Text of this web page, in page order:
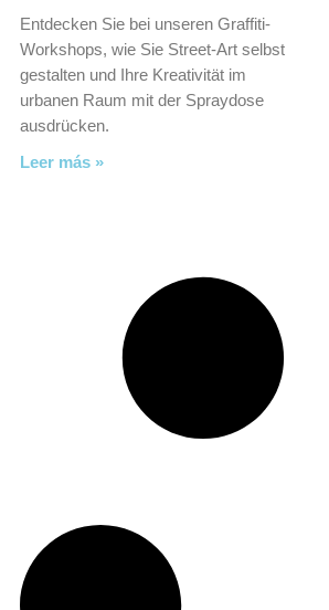
Entdecken Sie bei unseren Graffiti-
Workshops, wie Sie Street-Art selbst
gestalten und Ihre Kreativität im
urbanen Raum mit der Spraydose
ausdrücken.
Leer más »